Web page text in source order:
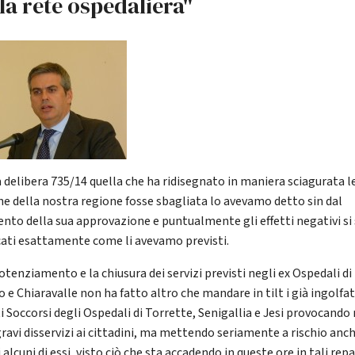
delibera 735/14 quella che ha ridisegnato in maniera sciagurata
della nostra regione fosse sbagliata lo avevamo detto sin dal
della sua approvazione e puntualmente gli effetti negativi si
esattamente come li avevamo previsti.
e la chiusura dei servizi previsti negli ex Ospedali di
e Chiaravalle non ha fatto altro che mandare in tilt i già
Soccorsi degli Ospedali di Torrette, Senigallia e Jesi provocando
disservizi ai cittadini, ma mettendo seriamente a rischio